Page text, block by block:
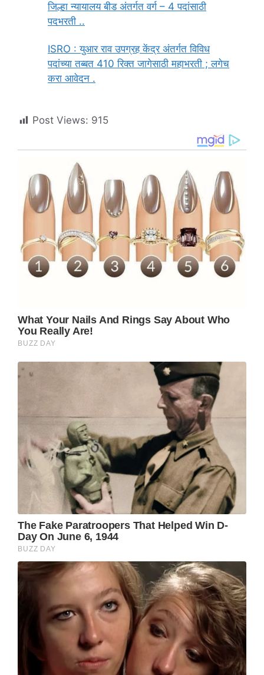
जिल्हा न्यायालय बीड अंतर्गत वर्ग – 4 पदांसाठी
पदभरती ..
ISRO : युआर राव उपग्रह केंद्र अंतर्गत विविध
पदांच्या तब्बत 410 रिक्त जागेसाठी महाभरती ; लगेच
करा आवेदन .
Post Views: 915